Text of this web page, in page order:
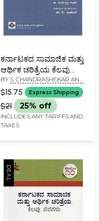
ಕರ್ನಾಟಕದ ಸಾಮಾಜಿಕ ಮತ್ತು
ಆರ್ಥಿಕ ಚರಿತ್ರೆಯ ಕೆಲವು
ನೆಲೆಗಳು- Karnatakadha
Samajika Mathu
Arthika Charithreya
Kelavu Nelegalu:
Volume-6 in Kannada
BY S. CHANDRASHEKAR AND
B. SURENDRA RAO
$15.75 Express Shipping
$21 25% off
INCLUDES ANY TARIFFS AND
TAXES